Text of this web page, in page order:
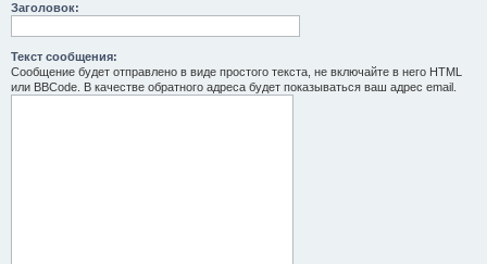
Заголовок:
Текст сообщения:
Сообщение будет отправлено в виде простого текста, не включайте в него HTML
или BBCode. В качестве обратного адреса будет показываться ваш адрес email.